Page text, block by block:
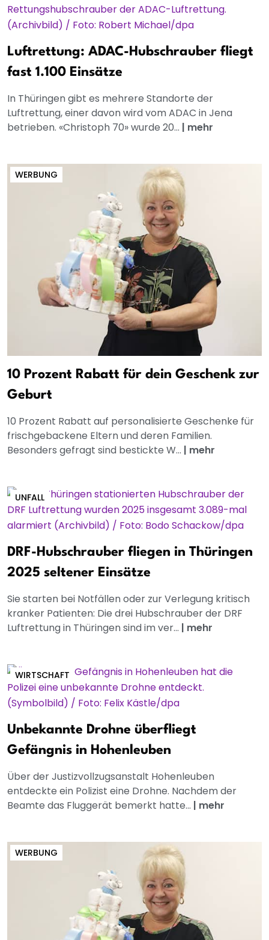
Luftrettung: ADAC-Hubschrauber fliegt
fast 1.100 Einsätze
In Thüringen gibt es mehrere Standorte der
Luftrettung, einer davon wird vom ADAC in Jena
betrieben. «Christoph 70» wurde 20... | mehr
WERBUNG
10 Prozent Rabatt für dein Geschenk zur
Geburt
10 Prozent Rabatt auf personalisierte Geschenke für
frischgebackene Eltern und deren Familien.
Besonders gefragt sind bestickte W... | mehr
UNFALL
DRF-Hubschrauber fliegen in Thüringen
2025 seltener Einsätze
Sie starten bei Notfällen oder zur Verlegung kritisch
kranker Patienten: Die drei Hubschrauber der DRF
Luftrettung in Thüringen sind im ver... | mehr
WIRTSCHAFT
Unbekannte Drohne überfliegt
Gefängnis in Hohenleuben
Über der Justizvollzugsanstalt Hohenleuben
entdeckte ein Polizist eine Drohne. Nachdem der
Beamte das Fluggerät bemerkt hatte... | mehr
WERBUNG